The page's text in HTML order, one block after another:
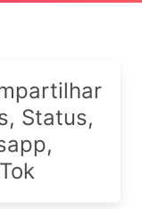
Status,